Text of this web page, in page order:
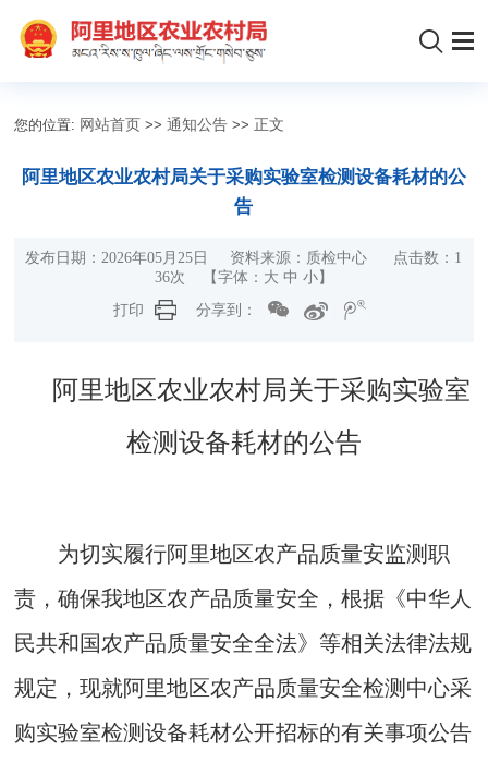
您的位置: 网站首页 >>通知公告 >> 正文
阿里地区农业农村局关于采购实验室检测设备耗材的公
告
发布日期：2026年05月25日 资料来源：质检中心 点击数： 1
36次 【字体： 大 中 小】
打印
分享到：
阿里地区农业农村局关于采购实验室
检测设备耗材的公告
为切实履行阿里地区农产品质量安监测职
责，确保我地区农产品质量安全，根据《中华人
民共和国农产品质量安全全法》等相关法律法规
规定，现就阿里地区农产品质量安全检测中心采
购实验室检测设备耗材公开招标的有关事项公告